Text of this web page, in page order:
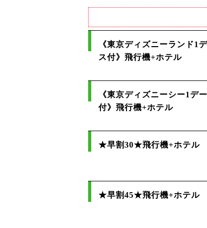
《東京ディズニーランド1
ス付》飛行機+ホテル
《東京ディズニーシー1デ
付》飛行機+ホテル
★早割30★飛行機+ホテル
★早割45★飛行機+ホテル